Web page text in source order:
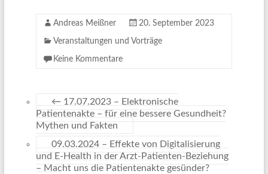
Andreas Meißner 20. September 2023
Veranstaltungen und Vorträge
Keine Kommentare
← 17.07.2023 – Elektronische
Patientenakte – für eine bessere Gesundheit?
Mythen und Fakten
09.03.2024 – Effekte von Digitalisierung
und E-Health in der Arzt-Patienten-Beziehung
– Macht uns die Patientenakte gesünder?